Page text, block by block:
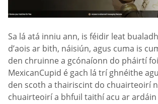
Sa lá atá inniu ann, is féidir leat
d’aois ar bith, náisiún, agus cuma is
den chruinne a gcónaíonn do pháirtí
MexicanCupid é gach lá trí ghnéithe
den scoth a thairiscint do chuairteoirí
chuairteoirí a bhfuil taithí acu ar ardáin